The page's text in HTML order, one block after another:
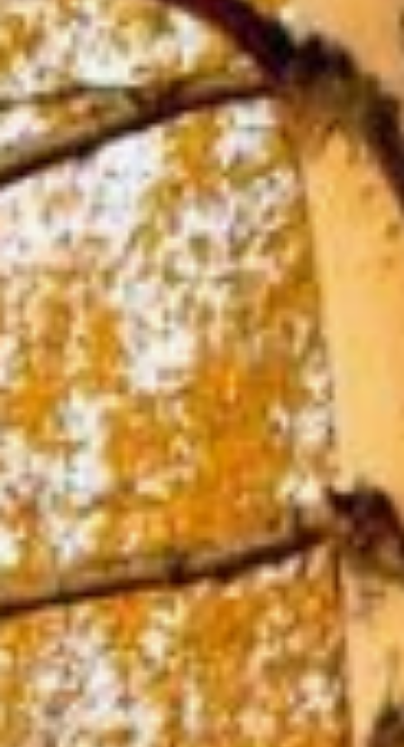
о скором рождении сына
Иоанна. Священник
не поверил этой вести и в
наказание лишился дара
речи. Способность
говорить вернулась
к нему только в день
рождения сына.
Во время избиения
младенцев Елисавета
с Иоанном укрывались
в пустыне. В это время
Захария схватили
и требовали указать, где
находятся его жена
и сын, однако священник
ничего не сказал и был
убит прямо в храме. По
одной из легенд,
Елисавета умерла спустя
40 дней жизни в пустыне,
а Иоанна вскормил ангел.
Согласно житию,
Елисавета первая
предсказала своей
двоюродной сестре
Марии рождение
Спасителя. Поэтому
в народе день памяти
родителей Иоанна
Крестителя считался
подходящим
для предсказаний
и ворожбы.
Предки верили: всё
предсказанное 18
сентября непременно
исполнится, а потому
у знахарей да ведунов
в этот день просто
не было отбоя
от посетителей. Чаще
всего к ворожеям ходили